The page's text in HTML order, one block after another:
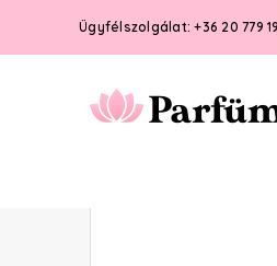
Ügyfélszolgálat: +36 20 779